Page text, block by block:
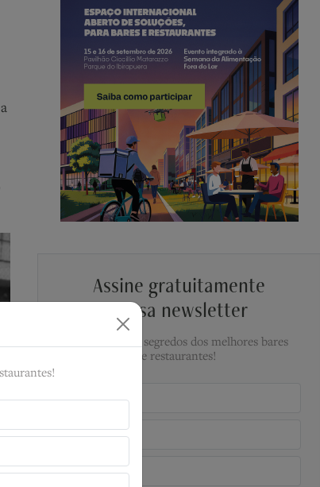
Assine gratuitamente
nossa newsletter
E descubra os segredos dos melhores bares
e restaurantes!